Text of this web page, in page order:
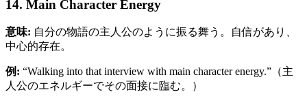
14. Main Character Energy
意味: 自分の物語の主人公のように振る舞う。自信があり、
中心的存在。
例: “Walking into that interview with main character energy.”（主
人公のエネルギーでその面接に臨む。）